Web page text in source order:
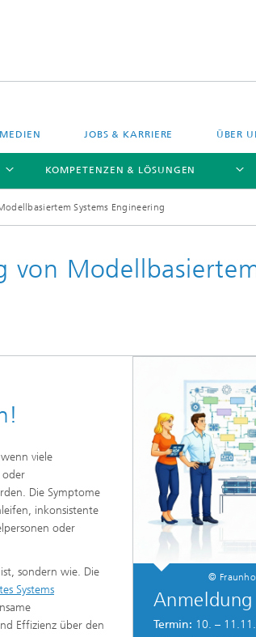
MEDIEN JOBS & KARRIERE ÜBER
KOMPETENZEN & LÖSUNGEN
Systems Engineering
von
viele
oder
Die Symptome
inkonsistente
oder
sondern wie. Die
Systems
Effizienz über den
©
Anmeldung
Termin: 10. –